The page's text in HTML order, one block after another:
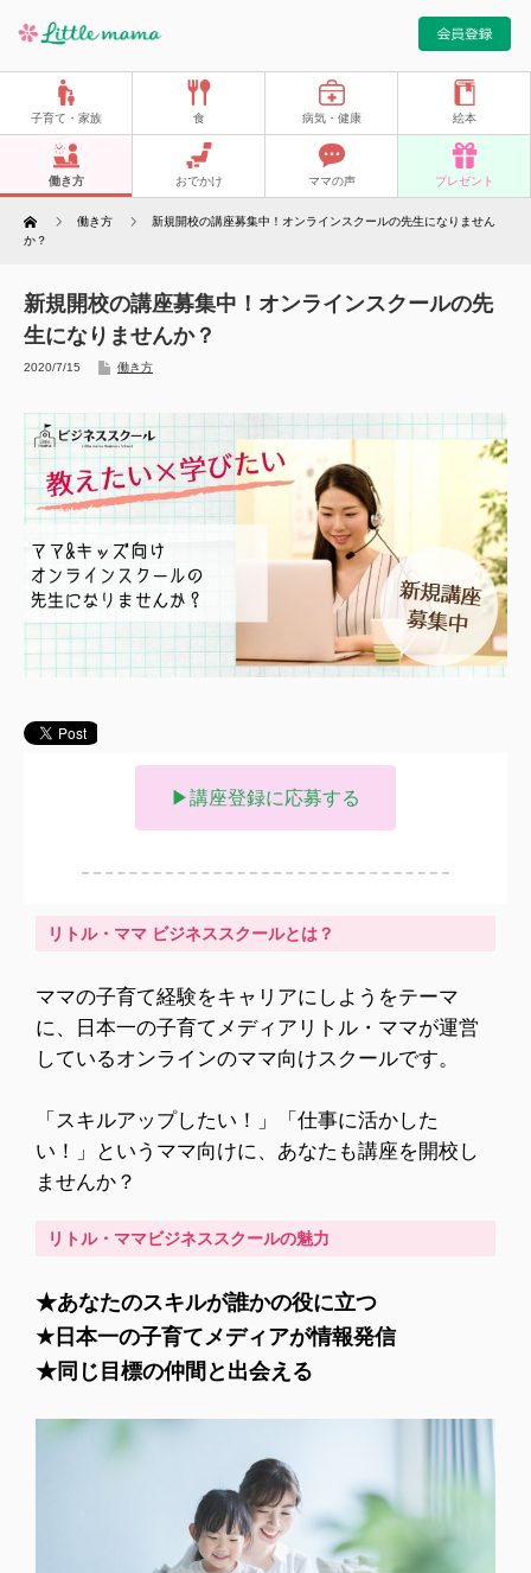
子育て・家族 食 病気・健康 絵本
働き方 おでかけ ママの声 プレゼント
Home 働き方
新規開校の講座募集中！オンラインスクールの先生になりません
か？
新規開校の講座募集中！オンラインスクールの先
生になりませんか？
2020/7/15 働き方
▶講座登録に応募する
リトル・ママ ビジネススクールとは？
ママの子育て経験をキャリアにしようをテーマ
に、日本一の子育てメディアリトル・ママが運営
しているオンラインのママ向けスクールです。
「スキルアップしたい！」「仕事に活かした
い！」というママ向けに、あなたも講座を開校し
ませんか？
リトル・ママビジネススクールの魅力​
★あなたのスキルが誰かの役に立つ
★日本一の子育てメディアが情報発信
★同じ目標の仲間と出会える